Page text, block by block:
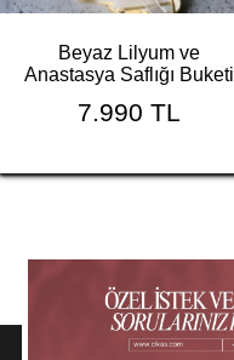
Beyaz Lilyum ve
Anastasya Saflığı Buketi
7.990 TL